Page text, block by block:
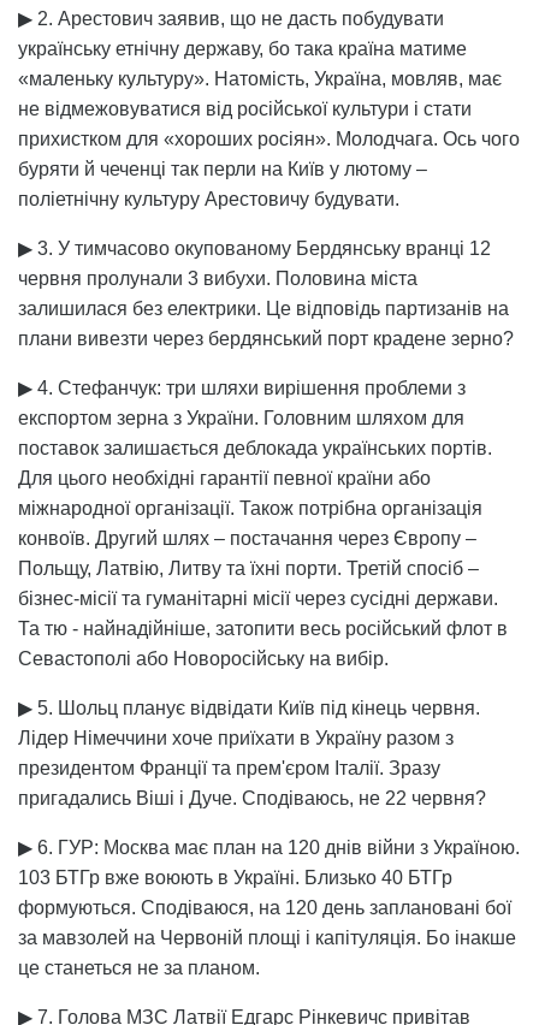
▶ 2. Арестович заявив, що не дасть побудувати
українську етнічну державу, бо така країна матиме
«маленьку культуру». Натомість, Україна, мовляв, має
не відмежовуватися від російської культури і стати
прихистком для «хороших росіян». Молодчага. Ось чого
буряти й чеченці так перли на Київ у лютому –
поліетнічну культуру Арестовичу будувати.
▶ 3. У тимчасово окупованому Бердянську вранці 12
червня пролунали 3 вибухи. Половина міста
залишилася без електрики. Це відповідь партизанів на
плани вивезти через бердянський порт крадене зерно?
▶ 4. Стефанчук: три шляхи вирішення проблеми з
експортом зерна з України. Головним шляхом для
поставок залишається деблокада українських портів.
Для цього необхідні гарантії певної країни або
міжнародної організації. Також потрібна організація
конвоїв. Другий шлях – постачання через Європу –
Польщу, Латвію, Литву та їхні порти. Третій спосіб –
бізнес-місії та гуманітарні місії через сусідні держави.
Та тю - найнадійніше, затопити весь російський флот в
Севастополі або Новоросійську на вибір.
▶ 5. Шольц планує відвідати Київ під кінець червня.
Лідер Німеччини хоче приїхати в Україну разом з
президентом Франції та прем'єром Італії. Зразу
пригадались Віші і Дуче. Сподіваюсь, не 22 червня?
▶ 6. ГУР: Москва має план на 120 днів війни з Україною.
103 БТГр вже воюють в Україні. Близько 40 БТГр
формуються. Сподіваюся, на 120 день заплановані бої
за мавзолей на Червоній площі і капітуляція. Бо інакше
це станеться не за планом.
▶ 7. Голова МЗС Латвії Едгарс Рінкевичс привітав